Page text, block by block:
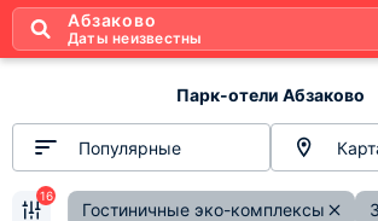
Абзаково
Даты неизвестны
Парк-отели Абзаково
Популярные
Гостиничные эко-комплексы
16